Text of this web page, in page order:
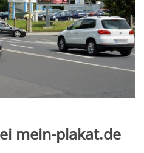
mein-plakat.de